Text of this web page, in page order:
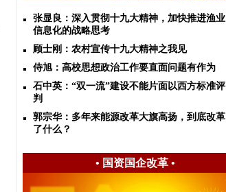
张显良：深入贯彻十九大精神，加快推进渔业
信息化的战略思考
顾士刚：农村宣传十九大精神之我见
侍旭：高校思想政治工作要直面问题有作为
石中英：“双一流”建设不能片面以西方标准评
判
郭宗华：多年来能源改革大旗高扬，到底改革
了什么？
• 国资国企改革•